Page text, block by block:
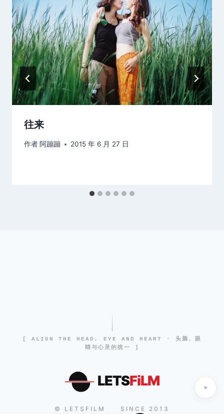
往来
作者 阿蹦蹦 2015 年 6 月 27 日
[ ALIGN THE HEAD, EYE AND HEART · 头脑、眼
睛与心灵的统一 ]
LETSFiLM
© LETSFILM SINCE 2013